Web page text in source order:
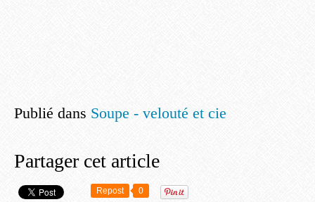
Publié dans Soupe - velouté et cie
Partager cet article
Repost 0